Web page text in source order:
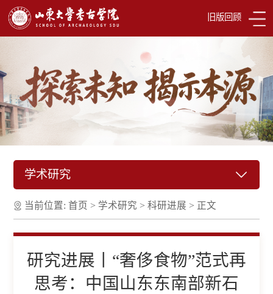
旧版回顾
学术研究
当前位置:首页 > 学术研究 >科研进展 > 正文
研究进展丨“奢侈食物”范式再
思考：中国山东东南部新石